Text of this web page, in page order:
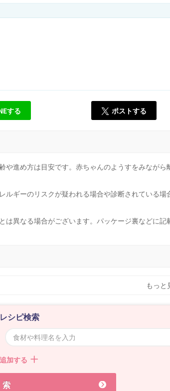
する ポストする
進め方は目安です。赤ちゃんのようすをみながら
ギーのリスクが疑われる場合や診断されている場
異なる場合がございます。パッケージ裏などに記
もっと
シピ検索
加する